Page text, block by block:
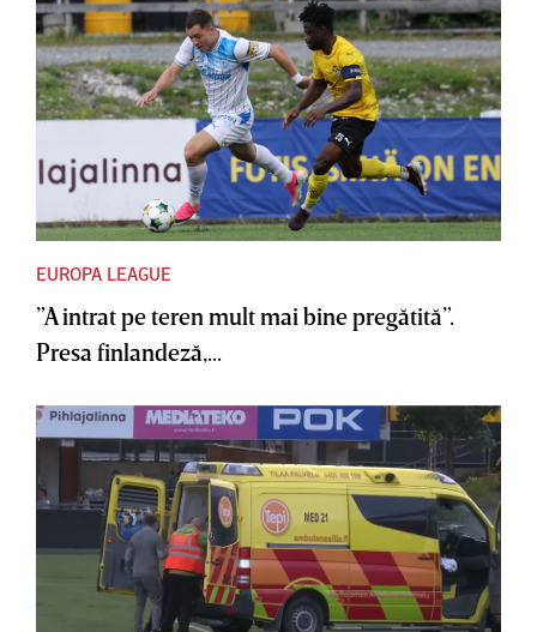
EUROPA LEAGUE
”A intrat pe teren mult mai bine pregătită”.
Presa finlandeză,...